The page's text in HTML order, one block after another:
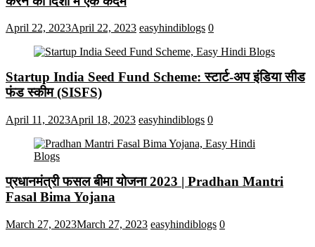
April 22, 2023April 22, 2023 easyhindiblogs 0
Startup India Seed Fund Scheme: स्टार्ट-अप इंडिया सीड
फंड स्कीम (SISFS)
April 11, 2023April 18, 2023 easyhindiblogs 0
प्रधानमंत्री फसल बीमा योजना 2023 | Pradhan Mantri
Fasal Bima Yojana
March 27, 2023March 27, 2023 easyhindiblogs 0